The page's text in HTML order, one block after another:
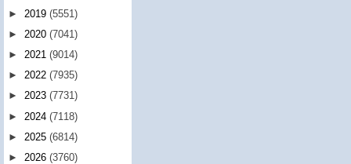
► 2019 (5551)
► 2020 (7041)
► 2021 (9014)
► 2022 (7935)
► 2023 (7731)
► 2024 (7118)
► 2025 (6814)
► 2026 (3760)